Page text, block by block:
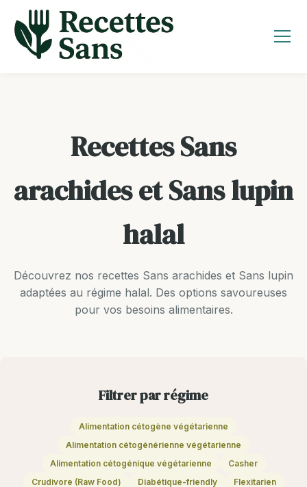
contenu
Recettes Sans
arachides et Sans lupin
halal
Découvrez nos recettes Sans arachides et Sans lupin
adaptées au régime halal. Des options savoureuses
pour vos besoins alimentaires.
Filtrer par régime
Alimentation cétogène végétarienne
Alimentation cétogénérienne végétarienne
Alimentation cétogénique végétarienne
Casher
Crudivore (Raw Food)
Diabétique-friendly
Flexitarien